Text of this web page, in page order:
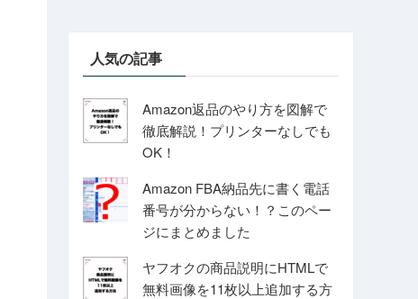
人気の記事
Amazon返品のやり方を図解で
徹底解説！プリンターなしでも
OK！
Amazon FBA納品先に書く電話
番号が分からない！？このペー
ジにまとめました
ヤフオクの商品説明にHTMLで
無料画像を11枚以上追加する方